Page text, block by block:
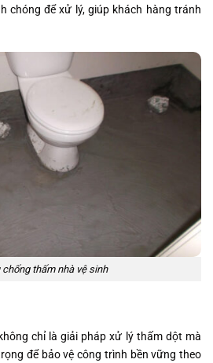
chóng để xử lý, giúp khách hàng tránh
chống thấm nhà vệ sinh
chỉ là giải pháp xử lý thấm dột mà
để bảo vệ công trình bền vững theo